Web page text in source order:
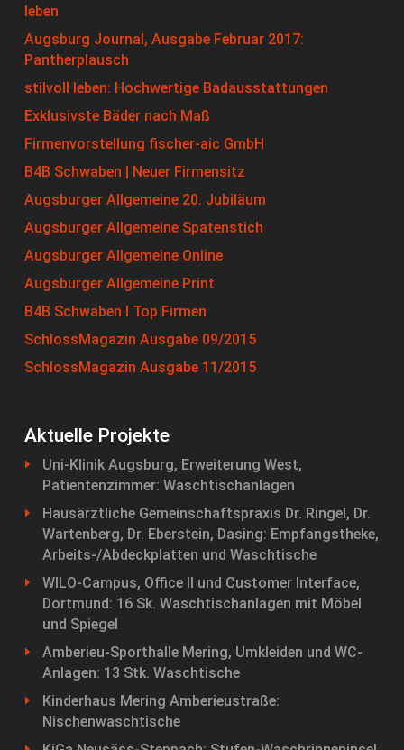
leben
Augsburg Journal, Ausgabe Februar 2017:
Pantherplausch
stilvoll leben: Hochwertige Badausstattungen
Exklusivste Bäder nach Maß
Firmenvorstellung fischer-aic GmbH
B4B Schwaben | Neuer Firmensitz
Augsburger Allgemeine 20. Jubiläum
Augsburger Allgemeine Spatenstich
Augsburger Allgemeine Online
Augsburger Allgemeine Print
B4B Schwaben I Top Firmen
SchlossMagazin Ausgabe 09/2015
SchlossMagazin Ausgabe 11/2015
Aktuelle Projekte
Uni-Klinik Augsburg, Erweiterung West,
Patientenzimmer: Waschtischanlagen
Hausärztliche Gemeinschaftspraxis Dr. Ringel, Dr.
Wartenberg, Dr. Eberstein, Dasing: Empfangstheke,
Arbeits-/Abdeckplatten und Waschtische
WILO-Campus, Office II und Customer Interface,
Dortmund: 16 Sk. Waschtischanlagen mit Möbel
und Spiegel
Amberieu-Sporthalle Mering, Umkleiden und WC-
Anlagen: 13 Stk. Waschtische
Kinderhaus Mering Amberieustraße:
Nischenwaschtische